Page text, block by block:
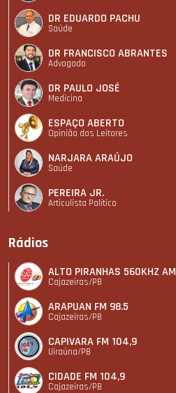
DR EDUARDO PACHU
Saúde
DR FRANCISCO ABRANTES
Advogado
DR PAULO JOSÉ
Medicina
ESPAÇO ABERTO
Opinião dos Leitores
NARJARA ARAÚJO
Saúde
PEREIRA JR.
Articulista Polí­tico
Rádios
ALTO PIRANHAS 560KHZ AM
Cajazeiras/PB
ARAPUAN FM 98.5
Cajazeiras/PB
CAPIVARA FM 104,9
Uiraúna/PB
CIDADE FM 104,9
Cajazeiras/PB